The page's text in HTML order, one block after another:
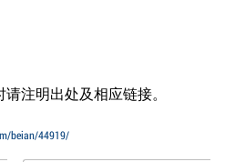
请注明出处及相应链接。
beian/44919/